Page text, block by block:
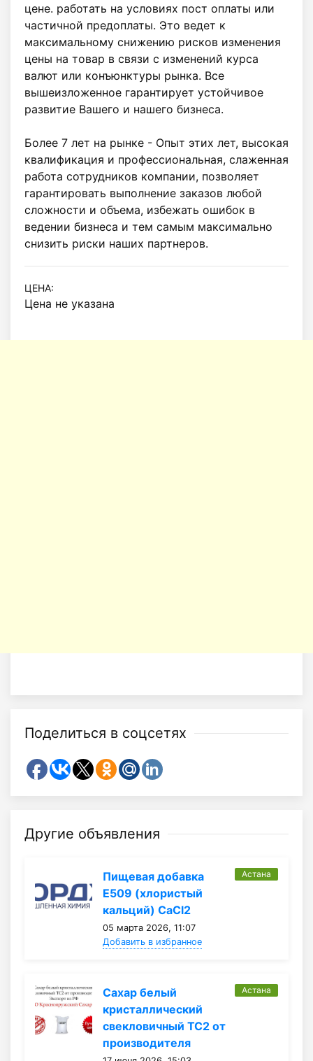
цене. работать на условиях пост оплаты или
частичной предоплаты. Это ведет к
максимальному снижению рисков изменения
цены на товар в связи с изменений курса
валют или конъюнктуры рынка. Все
вышеизложенное гарантирует устойчивое
развитие Вашего и нашего бизнеса.
Более 7 лет на рынке - Опыт этих лет, высокая
квалификация и профессиональная, слаженная
работа сотрудников компании, позволяет
гарантировать выполнение заказов любой
сложности и объема, избежать ошибок в
ведении бизнеса и тем самым максимально
снизить риски наших партнеров.
ЦЕНА:
Цена не указана
Поделиться в соцсетях
Другие объявления
Пищевая добавка
Е509 (хлористый
кальций) CaCl2
05 марта 2026, 11:07
Добавить в избранное
Астана
Сахар белый
кристаллический
свекловичный ТС2 от
производителя
Астана